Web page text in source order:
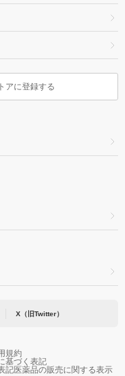
アに登録する
X（旧Twitter）
規約
基づく表記
記医薬品の販売に関する表示